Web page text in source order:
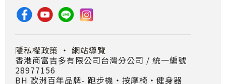
隱私權政策 ・ 網站導覽
香港商富吉多有限公司台灣分公司 / 統一編號
28977156
BH 歐洲百年品牌- 跑步機‧按摩椅‧健身器